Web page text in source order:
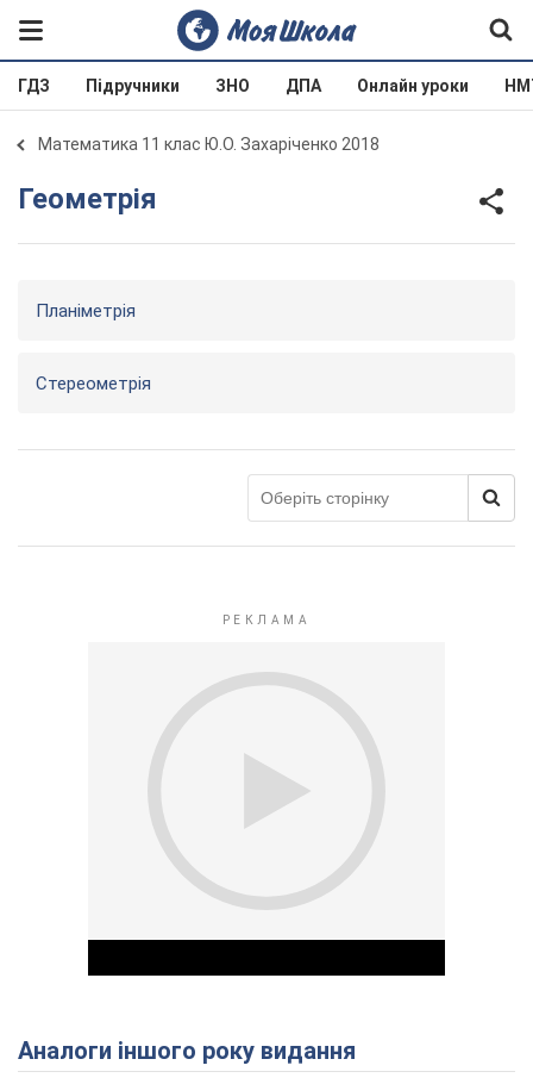
ГДЗ Підручники ЗНО ДПА Онлайн уроки
Математика 11 клас Ю.О. Захаріченко 2018
Геометрія
Планіметрія
Стереометрія
Аналоги іншого року видання